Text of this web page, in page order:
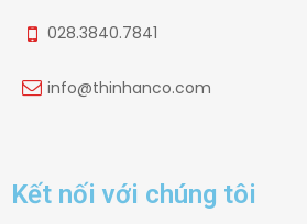
028.3840.7841
info@thinhanco.com
Kết nối với chúng tôi